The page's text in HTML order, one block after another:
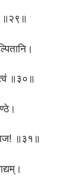
॥२९॥
त्वं ॥३०॥
॥३१॥